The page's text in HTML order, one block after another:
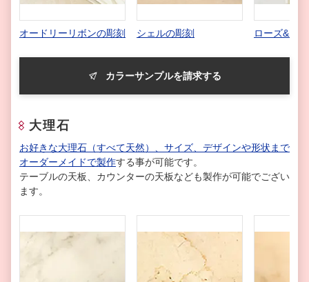
オードリーリボンの彫刻 シェルの彫刻 ローズ&リ
カラーサンプルを請求する
大理石
お好きな大理石（すべて天然）、サイズ、デザインや形状まで
オーダーメイドで製作する事が可能です。
テーブルの天板、カウンターの天板なども製作が可能でござい
ます。